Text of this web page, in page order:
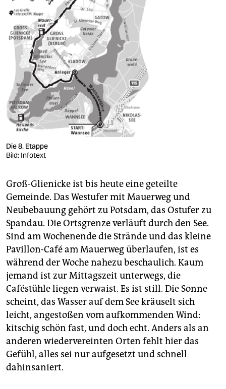
Die 8. Etappe
Bild: Infotext
Groß-Glienicke ist bis heute eine geteilte
Gemeinde. Das Westufer mit Mauerweg und
Neubebauung gehört zu Potsdam, das Ostufer zu
Spandau. Die Ortsgrenze verläuft durch den See.
Sind am Wochenende die Strände und das kleine
Pavillon-Café am Mauerweg überlaufen, ist es
während der Woche nahezu beschaulich. Kaum
jemand ist zur Mittagszeit unterwegs, die
Caféstühle liegen verwaist. Es ist still. Die Sonne
scheint, das Wasser auf dem See kräuselt sich
leicht, angestoßen vom aufkommenden Wind:
kitschig schön fast, und doch echt. Anders als an
anderen wiedervereinten Orten fehlt hier das
Gefühl, alles sei nur aufgesetzt und schnell
dahinsaniert.